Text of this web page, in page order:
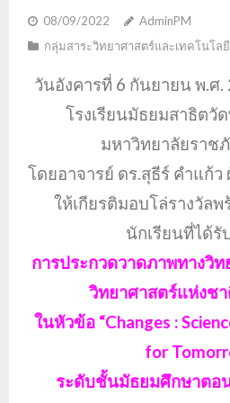
08/09/2022
AdminPM
กลุ่มสาระวิทยาศาสตร์และเทคโนโลยี
วันอังคารที่ 6 กันยายน พ.ศ.
โรงเรียนมัธยมสาธิตวั
มหาวิทยาลัยราช
โดยอาจารย์ ดร.สุธีร์ คำแก้ว
ให้เกียรติมอบโล่รางวัล
นักเรียนที่ได้รั
การประกวดวาดภาพทางวิ
วิทยาศาสตร์แห่งช
ในหัวข้อ “Changes :
for
ระดับชั้นมัธยมศึกษาตอ